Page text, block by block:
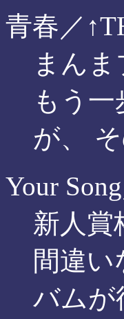
青春／
まん
もう
が、
Your
新人賞
間違
バムが